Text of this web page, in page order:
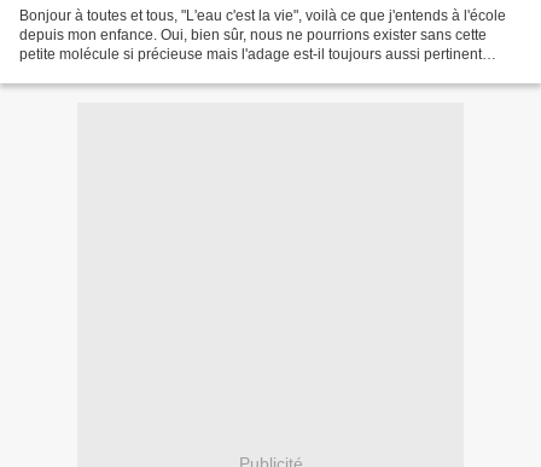
Bonjour à toutes et tous, "L'eau c'est la vie", voilà ce que j'entends à l'école
depuis mon enfance. Oui, bien sûr, nous ne pourrions exister sans cette
petite molécule si précieuse mais l'adage est-il toujours aussi pertinent